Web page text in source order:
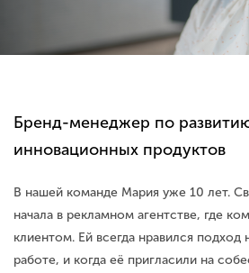
Бренд-менеджер по
инновационных продуктов
В нашей команде Мария уже 10 лет.
начала в рекламном агентстве, где
клиентом. Ей всегда нравился подход
работе, и когда её пригласили на